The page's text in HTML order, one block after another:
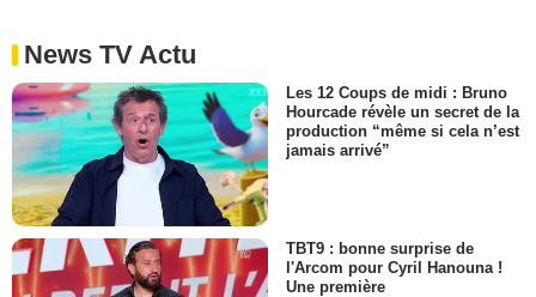
News TV Actu
Les 12 Coups de midi : Bruno
Hourcade révèle un secret de la
production “même si cela n’est
jamais arrivé”
TBT9 : bonne surprise de
l'Arcom pour Cyril Hanouna !
Une première